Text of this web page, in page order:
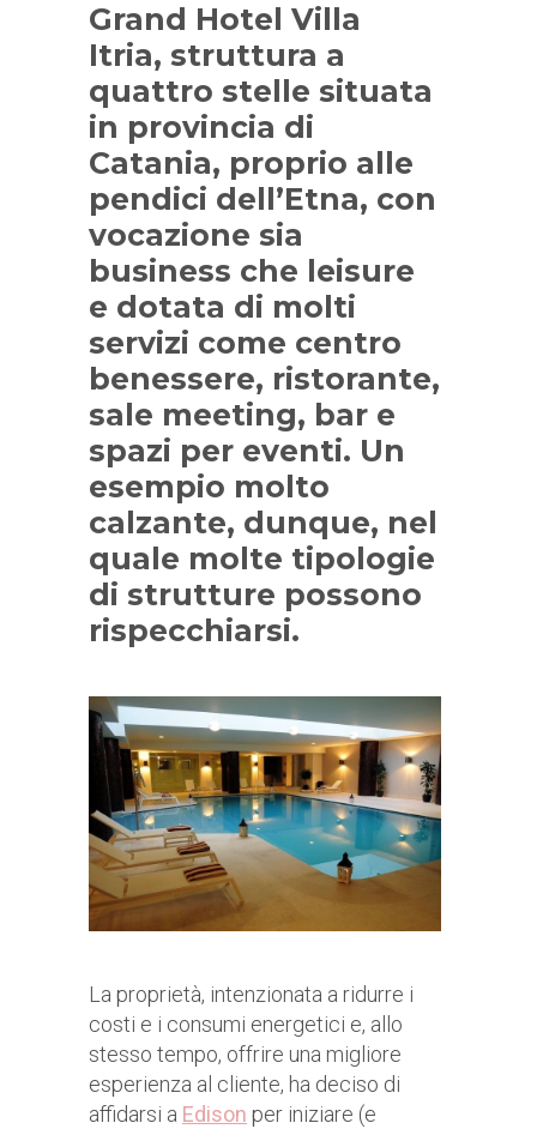
Grand Hotel Villa
Itria, struttura a
quattro stelle situata
in provincia di
Catania, proprio alle
pendici dell’Etna, con
vocazione sia
business che leisure
e dotata di molti
servizi come centro
benessere, ristorante,
sale meeting, bar e
spazi per eventi. Un
esempio molto
calzante, dunque, nel
quale molte tipologie
di strutture possono
rispecchiarsi.
La proprietà, intenzionata a ridurre i
costi e i consumi energetici e, allo
stesso tempo, offrire una migliore
esperienza al cliente, ha deciso di
affidarsi a Edison per iniziare (e